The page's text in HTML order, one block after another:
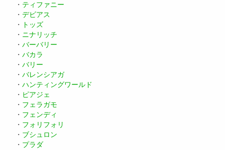
・ ティファニー
・ デビアス
・
トッズ
・ ニナリッチ
・ バーバリー
・ バカラ
・ バリー
・ バレンシアガ
・ ハンティングワールド
・ ピアジェ
・ フェラガモ
・ フェンディ
・ フォリフォリ
・ ブシュロン
・ プラダ